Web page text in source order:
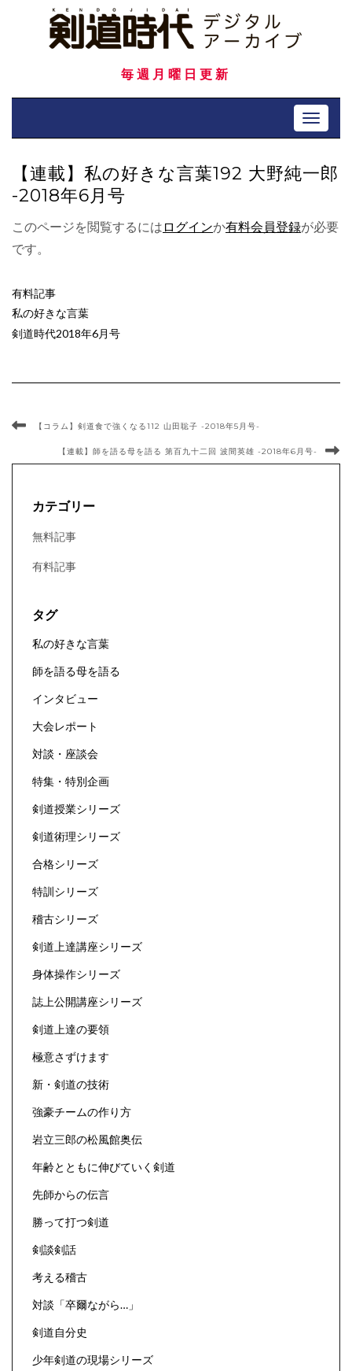
毎週月曜日更新
Toggle
【連載】私の好きな言葉192 大野純一郎
-2018年6月号
このページを閲覧するには ログインか有料会員登録が必要
です。
有料記事
私の好きな言葉
剣道時代2018年6月号
【コラム】剣道食で強くなる112 山田聡子 -2018年5月号-
【連載】師を語る母を語る 第百九十二回 波間英雄 -2018年6月号-
カテゴリー
無料記事
有料記事
タグ
私の好きな言葉
師を語る母を語る
インタビュー
大会レポート
対談・座談会
特集・特別企画
剣道授業シリーズ
剣道術理シリーズ
合格シリーズ
特訓シリーズ
稽古シリーズ
剣道上達講座シリーズ
身体操作シリーズ
誌上公開講座シリーズ
剣道上達の要領
極意さずけます
新・剣道の技術
強豪チームの作り方
岩立三郎の松風館奥伝
年齢とともに伸びていく剣道
先師からの伝言
勝って打つ剣道
剣談剣話
考える稽古
対談「卒爾ながら…」
剣道自分史
少年剣道の現場シリーズ